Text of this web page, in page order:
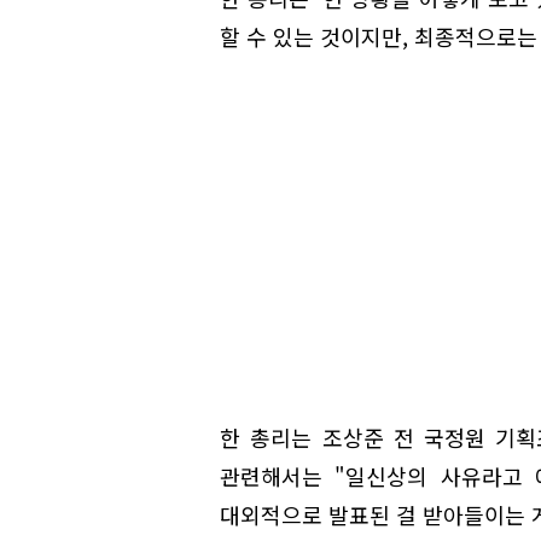
할 수 있는 것이지만, 최종적으로
한 총리는 조상준 전 국정원 기
관련해서는 "일신상의 사유라
대외적으로 발표된 걸 받아들이는